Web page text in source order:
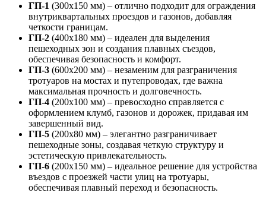
ГП-1 (300х150 мм) – отлично подходит для ограждения
внутриквартальных проездов и газонов, добавляя
четкости границам.
ГП-2 (400х180 мм) – идеален для выделения
пешеходных зон и создания плавных съездов,
обеспечивая безопасность и комфорт.
ГП-3 (600х200 мм) – незаменим для разграничения
тротуаров на мостах и путепроводах, где важна
максимальная прочность и долговечность.
ГП-4 (200х100 мм) – превосходно справляется с
оформлением клумб, газонов и дорожек, придавая им
завершенный вид.
ГП-5 (200х80 мм) – элегантно разграничивает
пешеходные зоны, создавая четкую структуру и
эстетическую привлекательность.
ГП-6 (200х150 мм) – идеальное решение для устройства
въездов с проезжей части улиц на тротуары,
обеспечивая плавный переход и безопасность.